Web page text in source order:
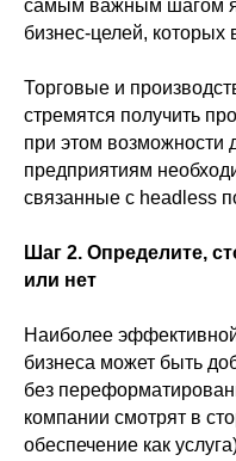
самым важным шагом
бизнес-целей, которых
Торговые и
стремятся получить
при этом возможности
предприятиям
связанные с headless
Шаг 2. Определите,
или нет
Наиболее
бизнеса может быть
без
компании смотрят в
обеспечение как